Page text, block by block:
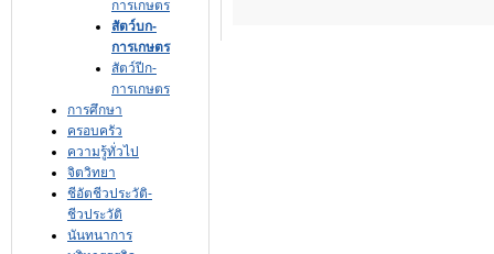
การเกษตร
สัตว์บก-
การเกษตร
สัตว์ปีก-
การเกษตร
การศึกษา
ครอบครัว
ความรู้ทั่วไป
จิตวิทยา
ชีอัตชีวประวัติ-
ชีวประวัติ
นันทนาการ